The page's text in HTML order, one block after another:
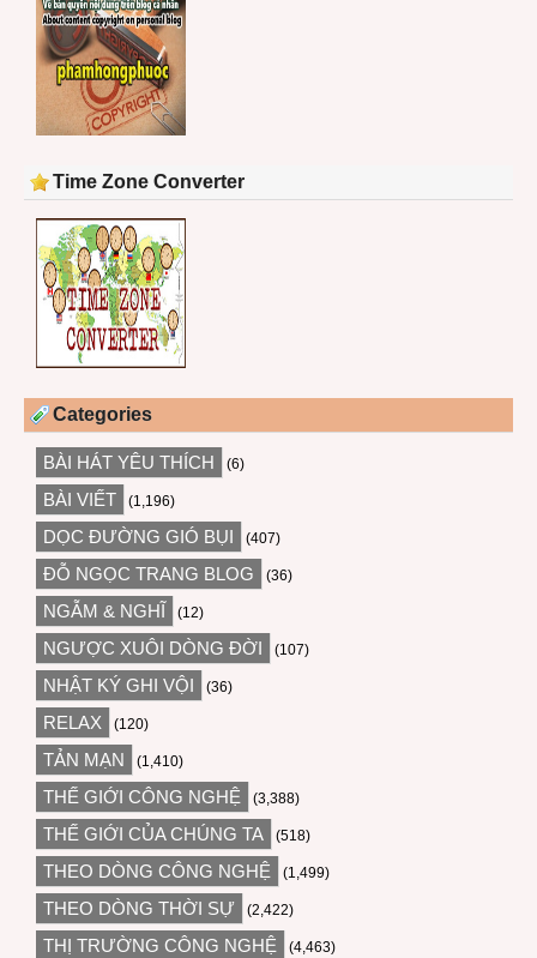
Time Zone Converter
Categories
BÀI HÁT YÊU THÍCH (6)
BÀI VIẾT (1,196)
DỌC ĐƯỜNG GIÓ BỤI (407)
ĐỖ NGỌC TRANG BLOG (36)
NGẪM & NGHĨ (12)
NGƯỢC XUÔI DÒNG ĐỜI (107)
NHẬT KÝ GHI VỘI (36)
RELAX (120)
TẢN MẠN (1,410)
THẾ GIỚI CÔNG NGHỆ (3,388)
THẾ GIỚI CỦA CHÚNG TA (518)
THEO DÒNG CÔNG NGHỆ (1,499)
THEO DÒNG THỜI SỰ (2,422)
THỊ TRƯỜNG CÔNG NGHỆ (4,463)